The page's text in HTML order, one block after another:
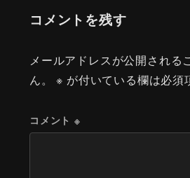
コメントを残す
メールアドレスが公開される
ん。
※ が付いている欄は必須
コメント ※